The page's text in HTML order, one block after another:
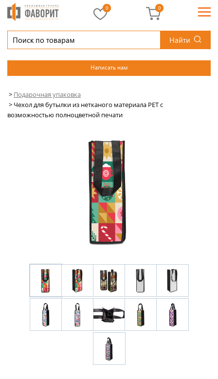
Найти
Написать нам
0 0
> Подарочная упаковка
> Чехол для бутылки из нетканого материала PET с
возможностью полноцветной печати